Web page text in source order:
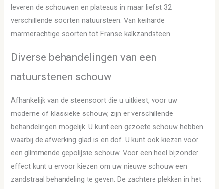
leveren de schouwen en plateaus in maar liefst 32
verschillende soorten natuursteen. Van keiharde
marmerachtige soorten tot Franse kalkzandsteen.
Diverse behandelingen van een
natuurstenen schouw
Afhankelijk van de steensoort die u uitkiest, voor uw
moderne of klassieke schouw, zijn er verschillende
behandelingen mogelijk. U kunt een gezoete schouw hebben
waarbij de afwerking glad is en dof. U kunt ook kiezen voor
een glimmende gepolijste schouw. Voor een heel bijzonder
effect kunt u ervoor kiezen om uw nieuwe schouw een
zandstraal behandeling te geven. De zachtere plekken in het